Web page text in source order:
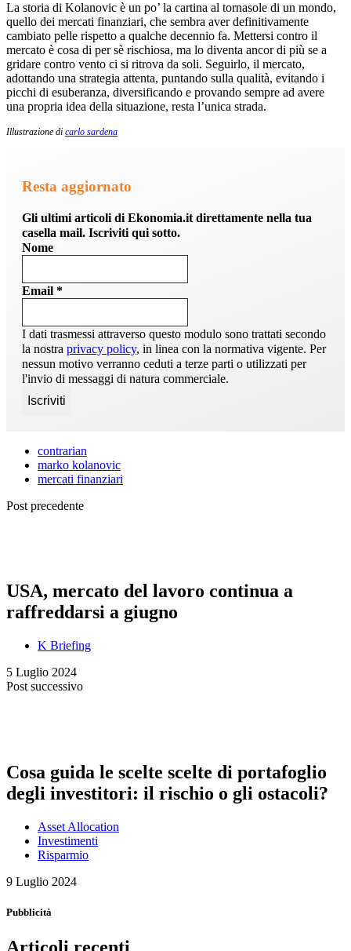
La storia di Kolanovic è un po’ la cartina al tornasole di un mondo,
quello dei mercati finanziari, che sembra aver definitivamente
cambiato pelle rispetto a qualche decennio fa. Mettersi contro il
mercato è cosa di per sè rischiosa, ma lo diventa ancor di più se a
gridare contro vento ci si ritrova da soli. Seguirlo, il mercato,
adottando una strategia attenta, puntando sulla qualità, evitando i
picchi di esuberanza, diversificando e provando sempre ad avere
una propria idea della situazione, resta l’unica strada.
Illustrazione di carlo sardena
Resta aggiornato
Gli ultimi articoli di Ekonomia.it direttamente nella tua
casella mail. Iscriviti qui sotto.
Nome
Email *
I dati trasmessi attraverso questo modulo sono trattati secondo
la nostra privacy policy, in linea con la normativa vigente. Per
nessun motivo verranno ceduti a terze parti o utilizzati per
l'invio di messaggi di natura commerciale.
contrarian
marko kolanovic
mercati finanziari
Post precedente
USA, mercato del lavoro continua a
raffreddarsi a giugno
K Briefing
5 Luglio 2024
Post successivo
Cosa guida le scelte scelte di portafoglio
degli investitori: il rischio o gli ostacoli?
Asset Allocation
Investimenti
Risparmio
9 Luglio 2024
Pubblicità
Articoli recenti